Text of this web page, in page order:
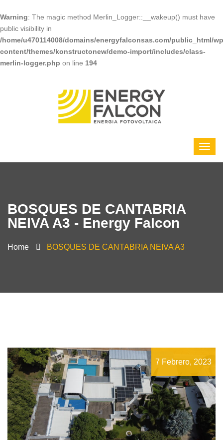
Warning: The magic method Merlin_Logger::__wakeup() must have
public visibility in
/home/u470114008/domains/energyfalconsas.com/public_html/
content/themes/konstructonew/demo-import/includes/class-
merlin-logger.php on line 194
BOSQUES DE CANTABRIA
NEIVA A3 - Energy Falcon
Home BOSQUES DE CANTABRIA NEIVA A3
7 Febrero, 2023